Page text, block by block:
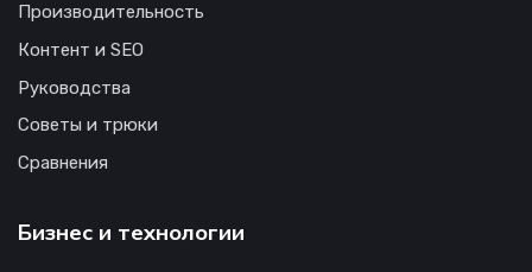
Производительность
Контент и SEO
Руководства
Советы и трюки
Сравнения
Бизнес и технологии